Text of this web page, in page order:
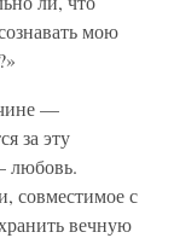
мою
—
за эту
любовь.
совместимое с
вечную